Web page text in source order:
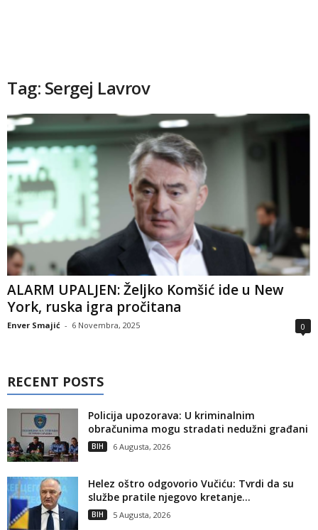
Tag: Sergej Lavrov
ALARM UPALJEN: Željko Komšić ide u New
York, ruska igra pročitana
Enver Smajić - 6 Novembra, 2025 0
RECENT POSTS
Policija upozorava: U kriminalnim
obračunima mogu stradati nedužni građani
BIH 6 Augusta, 2026
Helez oštro odgovorio Vučiću: Tvrdi da su
službe pratile njegovo kretanje...
BIH 5 Augusta, 2026